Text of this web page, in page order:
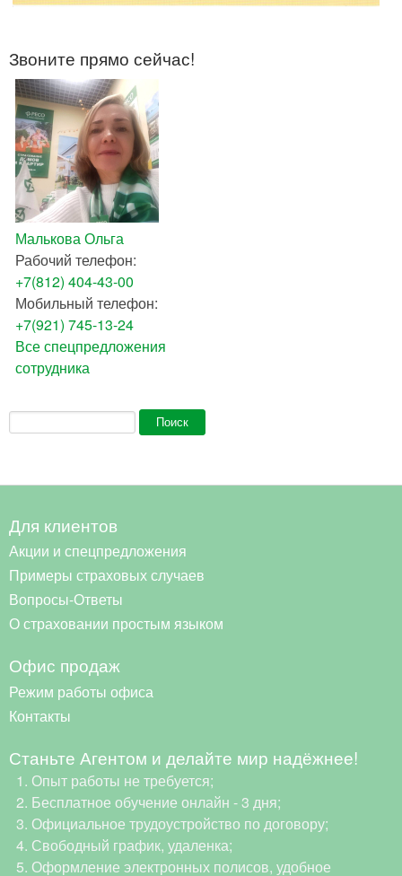
Звоните прямо сейчас!
Малькова Ольга
Рабочий телефон:
+7(812) 404-43-00
Мобильный телефон:
+7(921) 745-13-24
Все спецпредложения
сотрудника
Форма поиска
Поиск
Для клиентов
Акции и спецпредложения
Примеры страховых случаев
Вопросы-Ответы
О страховании простым языком
Офис продаж
Режим работы офиса
Контакты
Станьте Агентом и делайте мир надёжнее!
Опыт работы не требуется;
Бесплатное обучение онлайн - 3 дня;
Официальное трудоустройство по договору;
Свободный график, удаленка;
Оформление электронных полисов, удобное